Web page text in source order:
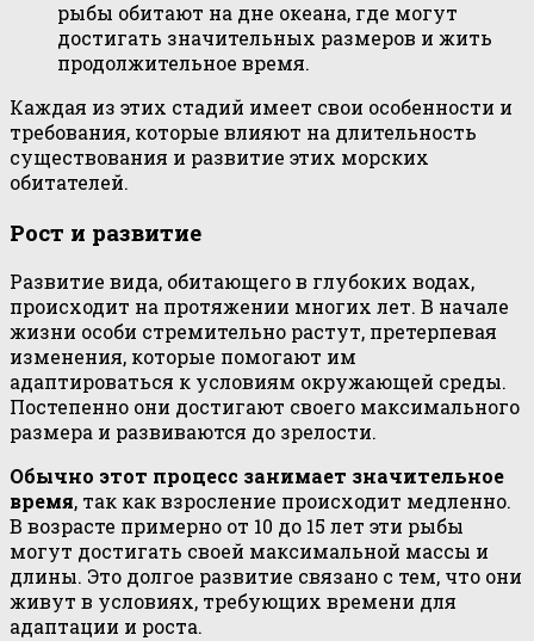
рыбы обитают на дне океана, где могут
достигать значительных размеров и жить
продолжительное время.
Каждая из этих стадий имеет свои особенности и
требования, которые влияют на длительность
существования и развитие этих морских
обитателей.
Рост и развитие
Развитие вида, обитающего в глубоких водах,
происходит на протяжении многих лет. В начале
жизни особи стремительно растут, претерпевая
изменения, которые помогают им
адаптироваться к условиям окружающей среды.
Постепенно они достигают своего максимального
размера и развиваются до зрелости.
Обычно этот процесс занимает значительное
время, так как взросление происходит медленно.
В возрасте примерно от 10 до 15 лет эти рыбы
могут достигать своей максимальной массы и
длины. Это долгое развитие связано с тем, что они
живут в условиях, требующих времени для
адаптации и роста.